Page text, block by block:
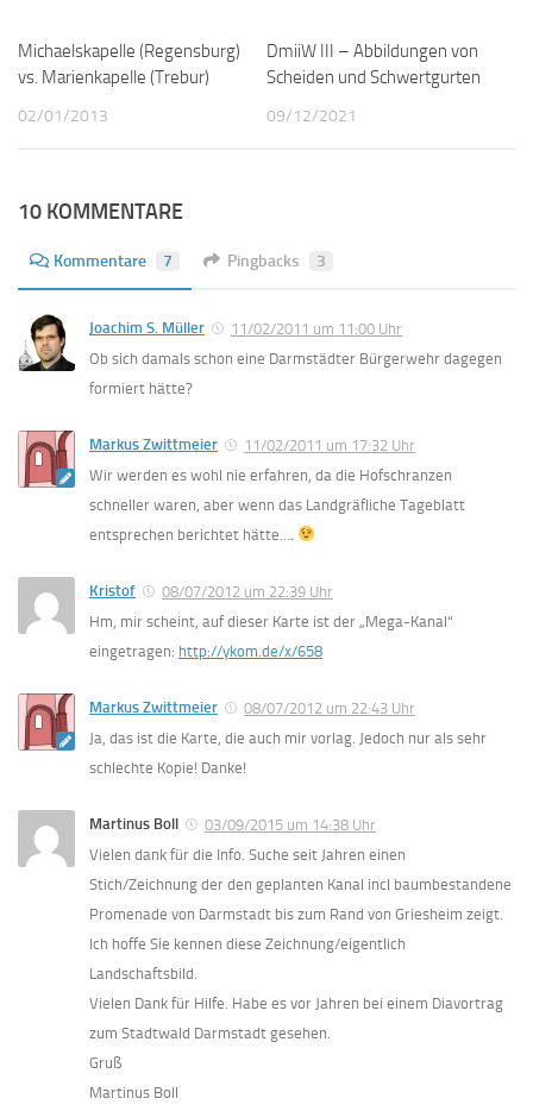
Michaelskapelle (Regensburg)
vs. Marienkapelle (Trebur)
02/01/2013
DmiiW III – Abbildungen von
Scheiden und Schwertgurten
09/12/2021
10 KOMMENTARE
Kommentare 7 Pingbacks 3
Joachim S. Müller
11/02/2011 um 11:00 Uhr
Ob sich damals schon eine Darmstädter Bürgerwehr dagegen
formiert hätte?
Markus Zwittmeier
11/02/2011 um 17:32 Uhr
Wir werden es wohl nie erfahren, da die Hofschranzen
schneller waren, aber wenn das Landgräfliche Tageblatt
entsprechen berichtet hätte….
Kristof
08/07/2012 um 22:39 Uhr
Hm, mir scheint, auf dieser Karte ist der „Mega-Kanal“
eingetragen: http://ykom.de/x/658
Markus Zwittmeier
08/07/2012 um 22:43 Uhr
Ja, das ist die Karte, die auch mir vorlag. Jedoch nur als sehr
schlechte Kopie! Danke!
Martinus Boll
03/09/2015 um 14:38 Uhr
Vielen dank für die Info. Suche seit Jahren einen
Stich/Zeichnung der den geplanten Kanal incl baumbestandene
Promenade von Darmstadt bis zum Rand von Griesheim zeigt.
Ich hoffe Sie kennen diese Zeichnung/eigentlich
Landschaftsbild.
Vielen Dank für Hilfe. Habe es vor Jahren bei einem Diavortrag
zum Stadtwald Darmstadt gesehen.
Gruß
Martinus Boll